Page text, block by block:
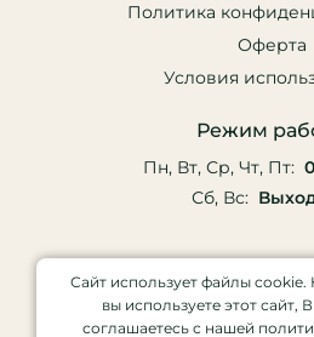
Политика
Оферта
Условия
Режим
Пн, Вт, Ср, Чт, Пт:
Сб, Вс:
Сайт использует файлы cookie.
вы используете этот сайт,
соглашаетесь с нашей